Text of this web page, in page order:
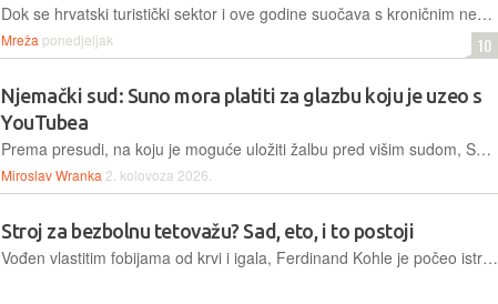
Dok se hrvatski turistički sektor i ove godine suočava s kroničnim nedostatkom radne snage, sve više pažnje privlače tehnološka rješenja koja mogu rasteretiti postojeće zaposlenike
Mreža ponedjeljak 10
Njemački sud: Suno mora platiti za glazbu koju je uzeo s
YouTubea
Prema presudi, na koju je moguće uložiti žalbu pred višim sudom, Suno će morati platiti odštetu koja tek treba biti određena.
Miroslav Wranka 2. kolovoza 2026.
Stroj za bezbolnu tetovažu? Sad, eto, i to postoji
Vođen vlastitim fobijama od krvi i igala, Ferdinand Kohle je počeo istraživati ​​tehnologiju mikroigala i propitivati ​​kako bi ona mogla promijeniti iskustvo tetoviranja